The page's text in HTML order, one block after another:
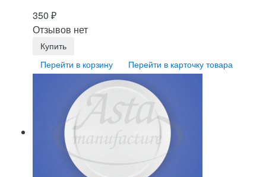
350 ₽
Отзывов нет
Перейти в корзину Перейти в карточку товара